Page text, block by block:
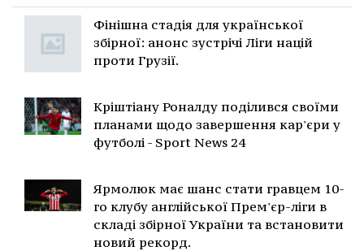
Фінішна стадія для української
збірної: анонс зустрічі Ліги націй
проти Грузії.
Кріштіану Роналду поділився своїми
планами щодо завершення кар'єри у
футболі - Sport News 24
Ярмолюк має шанс стати гравцем 10-
го клубу англійської Прем'єр-ліги в
складі збірної України та встановити
новий рекорд.